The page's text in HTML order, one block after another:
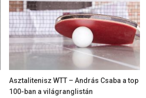
Asztalitenisz WTT – András Csaba a top
100-ban a világranglistán